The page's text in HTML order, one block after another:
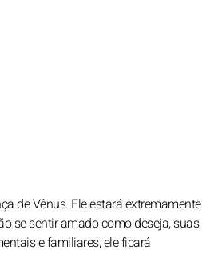
de Vênus. Ele estará extremamente
se sentir amado como deseja, suas
e familiares, ele ficará